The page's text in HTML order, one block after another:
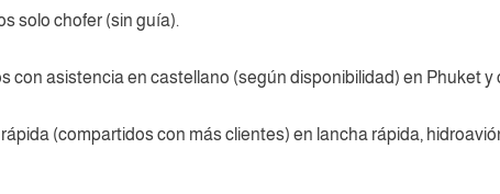
solo chofer (sin guía).
con asistencia en castellano (según disponibilidad) en Phuket y
(compartidos con más clientes) en lancha rápida,